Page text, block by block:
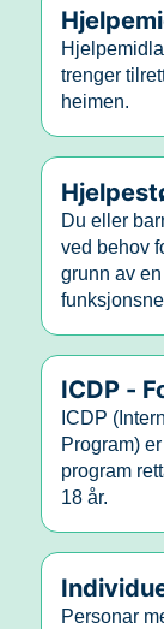
trenger
heimen.
Du eller
ved behov
grunn av
ICDP -
ICDP
Program)
program
18 år.
Personar